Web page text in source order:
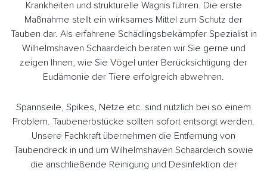
Krankheiten und strukturelle Wagnis führen. Die erste
Maßnahme stellt ein wirksames Mittel zum Schutz der
Tauben dar. Als erfahrene Schädlingsbekämpfer Spezialist in
Wilhelmshaven Schaardeich beraten wir Sie gerne und
zeigen Ihnen, wie Sie Vögel unter Berücksichtigung der
Eudämonie der Tiere erfolgreich abwehren.
Spannseile, Spikes, Netze etc. sind nützlich bei so einem
Problem. Taubenerbstücke sollten sofort entsorgt werden.
Unsere Fachkraft übernehmen die Entfernung von
Taubendreck in und um Wilhelmshaven Schaardeich sowie
die anschließende Reinigung und Desinfektion der